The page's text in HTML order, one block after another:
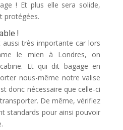
! Et plus elle sera solide,
protégées.
!
très importante car lors
le mien à Londres, on
Et qui dit bagage en
nous-même notre valise
donc nécessaire que celle-ci
De même, vérifiez
standards pour ainsi pouvoir